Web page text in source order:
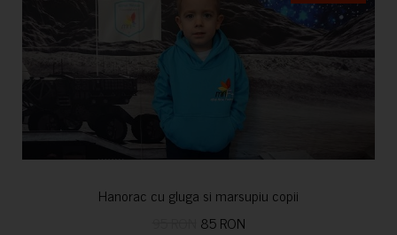
Hanorac cu gluga si marsupiu copii
85 RON